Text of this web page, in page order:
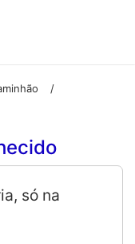
/
só na